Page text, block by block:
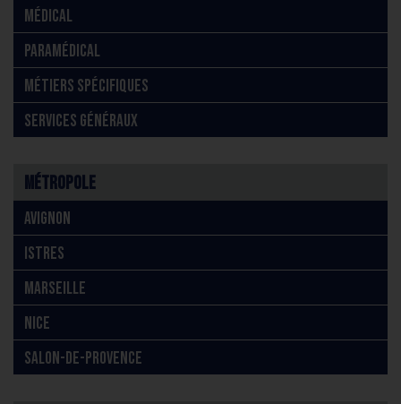
MÉDICAL
PARAMÉDICAL
MÉTIERS SPÉCIFIQUES
SERVICES GÉNÉRAUX
Métropole
AVIGNON
ISTRES
MARSEILLE
NICE
SALON-DE-PROVENCE